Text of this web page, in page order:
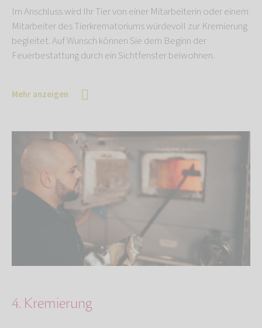
Im Anschluss wird Ihr Tier von einer Mitarbeiterin oder einem
Mitarbeiter des Tierkrematoriums würdevoll zur Kremierung
begleitet. Auf Wunsch können Sie dem Beginn der
Feuerbestattung durch ein Sichtfenster beiwohnen.
Mehr anzeigen
4. Kremierung